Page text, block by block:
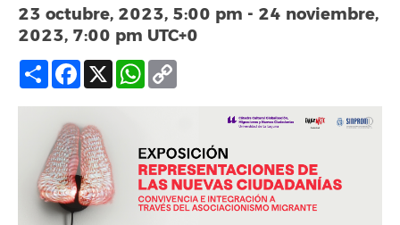
23 octubre, 2023, 5:00 pm - 24 noviembre,
2023, 7:00 pm UTC+0
Compartir
Facebook
X WhatsApp